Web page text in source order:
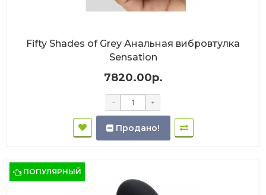
Fifty Shades of Grey Анальная вибровтулка
Sensation
7820.00р.
- +
Продано!
ПОПУЛЯРНЫЙ